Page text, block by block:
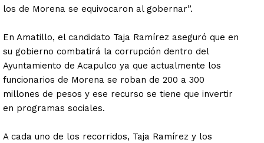
los de Morena se equivocaron al gobernar”.
En Amatillo, el candidato Taja Ramírez aseguró que en
su gobierno combatirá la corrupción dentro del
Ayuntamiento de Acapulco ya que actualmente los
funcionarios de Morena se roban de 200 a 300
millones de pesos y ese recurso se tiene que invertir
en programas sociales.
A cada uno de los recorridos, Taja Ramírez y los